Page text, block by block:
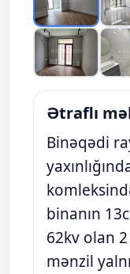
Ətraflı
Binəqədi
binanın
62kv olan
mənzil